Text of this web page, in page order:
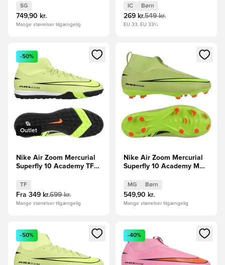
Voltage -
Grøn/Neon/Orange
SG
749,90 kr.
Mange størrelser tilgængelig
Grøn/Neon/Orange Børn
IC Børn
269 kr.549 kr.
EU 33, EU 33½
Åbner en Modal til at logge ind eller tilmelde dig som
Outlet
-50%
Nike Air Zoom Mercurial
Superfly 10 Academy TF
Grøn/Neon/Orange
TF
Fra 349 kr.699 kr.
Mange størrelser tilgængelig
Åbner en Modal til at logge
Nike Air Zoom Mercurial
Superfly 10 Academy MG
Grøn/Neon/Orange Børn
MG Børn
549,90 kr.
Mange størrelser tilgængelig
Åbner en Modal til at logge ind eller tilmelde dig som
-50%
Åbner en Modal til at logge
-40%